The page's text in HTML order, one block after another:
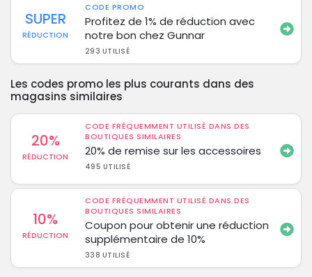
SUPER
RÉDUCTION
CODE PROMO
Profitez de 1% de réduction avec
notre bon chez Gunnar
293 UTILISÉ
Les codes promo les plus courants dans des
magasins similaires
20%
RÉDUCTION
CODE FRÉQUEMMENT UTILISÉ DANS DES
BOUTIQUES SIMILAIRES
20% de remise sur les accessoires
495 UTILISÉ
10%
RÉDUCTION
CODE FRÉQUEMMENT UTILISÉ DANS DES
BOUTIQUES SIMILAIRES
Coupon pour obtenir une réduction
supplémentaire de 10%
338 UTILISÉ